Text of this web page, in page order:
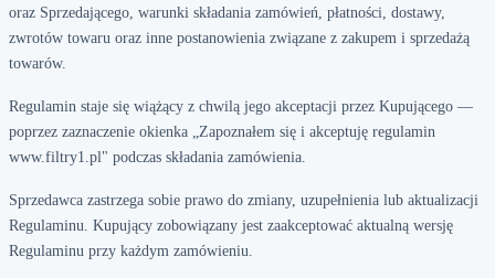
oraz Sprzedającego, warunki składania zamówień, płatności, dostawy,
zwrotów towaru oraz inne postanowienia związane z zakupem i sprzedażą
towarów.
Regulamin staje się wiążący z chwilą jego akceptacji przez Kupującego —
poprzez zaznaczenie okienka „Zapoznałem się i akceptuję regulamin
www.filtry1.pl" podczas składania zamówienia.
Sprzedawca zastrzega sobie prawo do zmiany, uzupełnienia lub aktualizacji
Regulaminu. Kupujący zobowiązany jest zaakceptować aktualną wersję
Regulaminu przy każdym zamówieniu.